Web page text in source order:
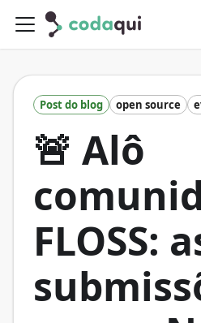
Post do blog open source
🚨 Alô
FLOSS: